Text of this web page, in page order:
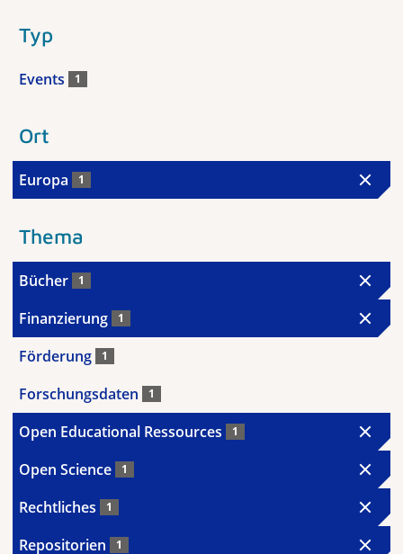
Typ
Events 1
Ort
Europa 1
Thema
Bücher 1
Finanzierung 1
Förderung 1
Forschungsdaten 1
Open Educational Ressources 1
Open Science 1
Rechtliches 1
Repositorien 1